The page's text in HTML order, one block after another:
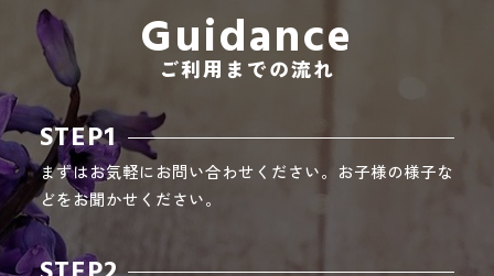
Guidance
ご利用までの流れ
STEP1
まずはお気軽にお問い合わせください。お子様の様子な
どをお聞かせください。